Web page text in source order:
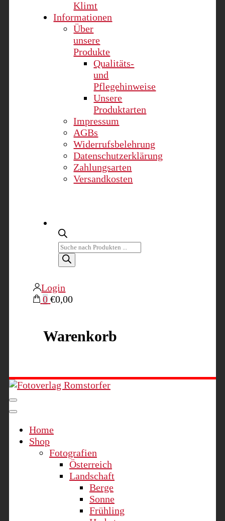
Klimt
Informationen
Über
unsere
Produkte
Qualitäts-
und
Pflegehinweise
Unsere
Produktarten
Impressum
AGBs
Widerrufsbelehrung
Datenschutzerklärung
Zahlungsarten
Versandkosten
Products
search
Login
0 €0,00
Warenkorb
Home
Shop
Fotografien
Österreich
Landschaft
Berge
Sonne
Frühling